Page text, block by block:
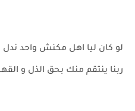
لو كان ليا اهل مكنش واحد
ربنا ينتقم منك بحق الذل و